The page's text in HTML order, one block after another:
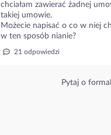
chciałam zawierać żadnej
takiej umowie.
Możecie napisać o co w niej
w ten sposób nianie?
21 odpowiedzi
Pytaj o